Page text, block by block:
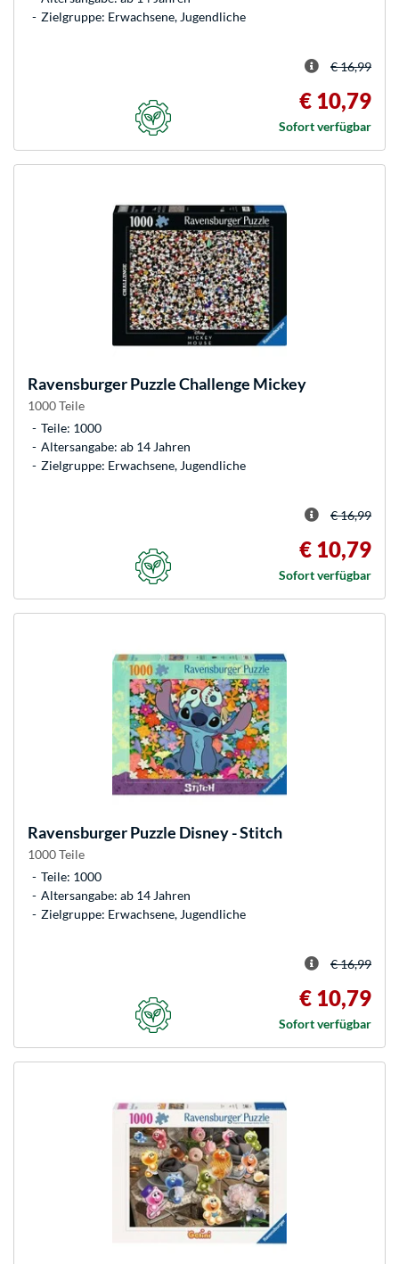
Zielgruppe: Erwachsene, Jugendliche
€ 16,99
€ 10,79
Sofort verfügbar
RavensburgerPuzzle Challenge Mickey
1000 Teile
Teile: 1000
Altersangabe: ab 14 Jahren
Zielgruppe: Erwachsene, Jugendliche
€ 16,99
€ 10,79
Sofort verfügbar
RavensburgerPuzzle Disney - Stitch
1000 Teile
Teile: 1000
Altersangabe: ab 14 Jahren
Zielgruppe: Erwachsene, Jugendliche
€ 16,99
€ 10,79
Sofort verfügbar